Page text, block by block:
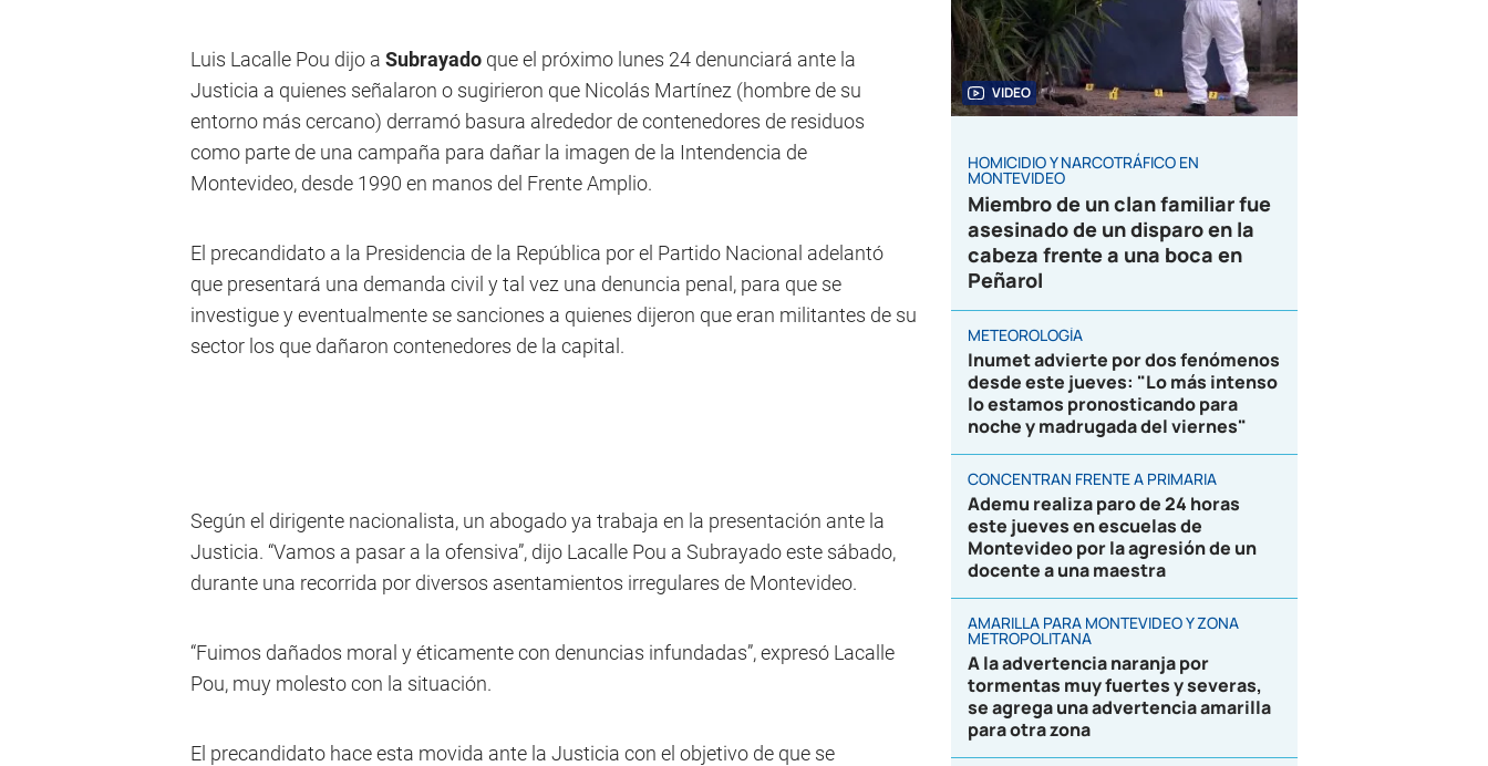
Luis Lacalle Pou dijo a Subrayado que el próximo lunes 24 denunciará ante la
Justicia a quienes señalaron o sugirieron que Nicolás Martínez (hombre de su
entorno más cercano) derramó basura alrededor de contenedores de residuos
como parte de una campaña para dañar la imagen de la Intendencia de
Montevideo, desde 1990 en manos del Frente Amplio.
El precandidato a la Presidencia de la República por el Partido Nacional adelantó
que presentará una demanda civil y tal vez una denuncia penal, para que se
investigue y eventualmente se sanciones a quienes dijeron que eran militantes de su
sector los que dañaron contenedores de la capital.
Según el dirigente nacionalista, un abogado ya trabaja en la presentación ante la
Justicia. “Vamos a pasar a la ofensiva”, dijo Lacalle Pou a Subrayado este sábado,
durante una recorrida por diversos asentamientos irregulares de Montevideo.
“Fuimos dañados moral y éticamente con denuncias infundadas”, expresó Lacalle
Pou, muy molesto con la situación.
El precandidato hace esta movida ante la Justicia con el objetivo de que se
VIDEO
HOMICIDIO Y NARCOTRÁFICO EN
MONTEVIDEO
Miembro de un clan familiar fue
asesinado de un disparo en la
cabeza frente a una boca en
Peñarol
METEOROLOGÍA
Inumet advierte por dos fenómenos
desde este jueves: "Lo más intenso
lo estamos pronosticando para
noche y madrugada del viernes"
CONCENTRAN FRENTE A PRIMARIA
Ademu realiza paro de 24 horas
este jueves en escuelas de
Montevideo por la agresión de un
docente a una maestra
AMARILLA PARA MONTEVIDEO Y ZONA
METROPOLITANA
A la advertencia naranja por
tormentas muy fuertes y severas,
se agrega una advertencia amarilla
para otra zona